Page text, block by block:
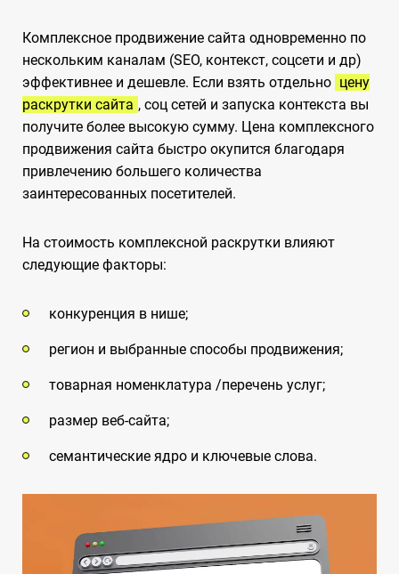
Комплексное продвижение сайта одновременно по
нескольким каналам (SEO, контекст, соцсети и др)
эффективнее и дешевле. Если взять отдельно цену
раскрутки сайта , соц сетей и запуска контекста вы
получите более высокую сумму. Цена комплексного
продвижения сайта быстро окупится благодаря
привлечению большего количества
заинтересованных посетителей.
На стоимость комплексной раскрутки влияют
следующие факторы:
конкуренция в нише;
регион и выбранные способы продвижения;
товарная номенклатура /перечень услуг;
размер веб-сайта;
семантические ядро и ключевые слова.